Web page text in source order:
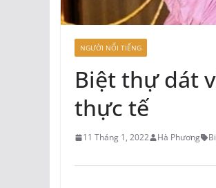
NGƯỜI NỔI TIẾNG
Biệt thự dát
thực tế
11 Tháng 1, 2022 Hà Phương